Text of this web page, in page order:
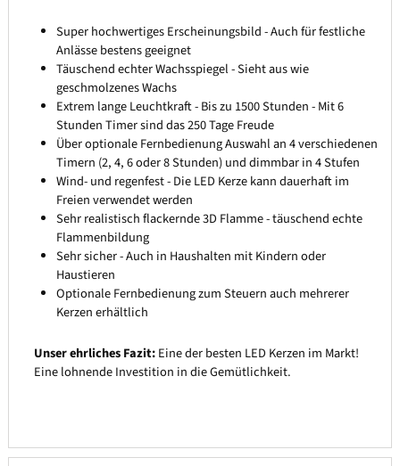
Super hochwertiges Erscheinungsbild - Auch für festliche
Anlässe bestens geeignet
Täuschend echter Wachsspiegel - Sieht aus wie
geschmolzenes Wachs
Extrem lange Leuchtkraft - Bis zu 1500 Stunden - Mit 6
Stunden Timer sind das 250 Tage Freude
Über optionale Fernbedienung Auswahl an 4 verschiedenen
Timern (2, 4, 6 oder 8 Stunden) und dimmbar in 4 Stufen
Wind- und regenfest - Die LED Kerze kann dauerhaft im
Freien verwendet werden
Sehr realistisch flackernde 3D Flamme - täuschend echte
Flammenbildung
Sehr sicher - Auch in Haushalten mit Kindern oder
Haustieren
Optionale Fernbedienung zum Steuern auch mehrerer
Kerzen erhältlich
Unser ehrliches Fazit:Eine der besten LED Kerzen im Markt!
Eine lohnende Investition in die Gemütlichkeit.